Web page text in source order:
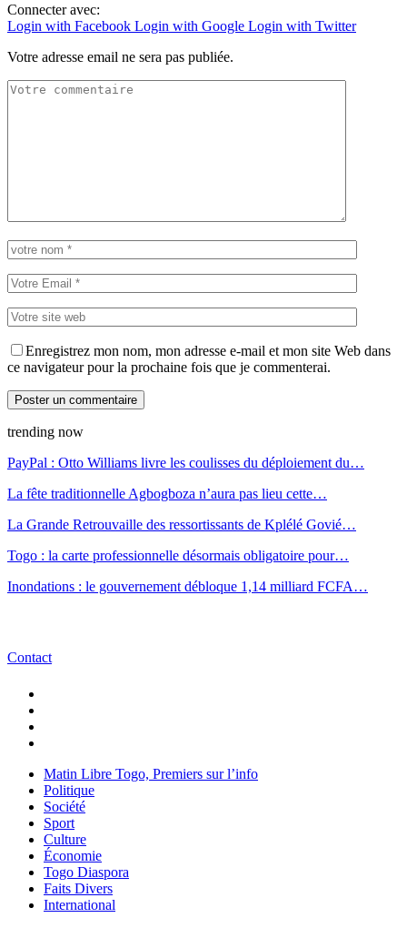
Connecter avec:
Login with Facebook Login with Google Login with Twitter
Votre adresse email ne sera pas publiée.
Enregistrez mon nom, mon adresse e-mail et mon site Web dans
ce navigateur pour la prochaine fois que je commenterai.
trending now
PayPal : Otto Williams livre les coulisses du déploiement du…
La fête traditionnelle Agbogboza n’aura pas lieu cette…
La Grande Retrouvaille des ressortissants de Kplélé Govié…
Togo : la carte professionnelle désormais obligatoire pour…
Inondations : le gouvernement débloque 1,14 milliard FCFA…
Contact
Matin Libre Togo, Premiers sur l’info
Politique
Société
Sport
Culture
Économie
Togo Diaspora
Faits Divers
International